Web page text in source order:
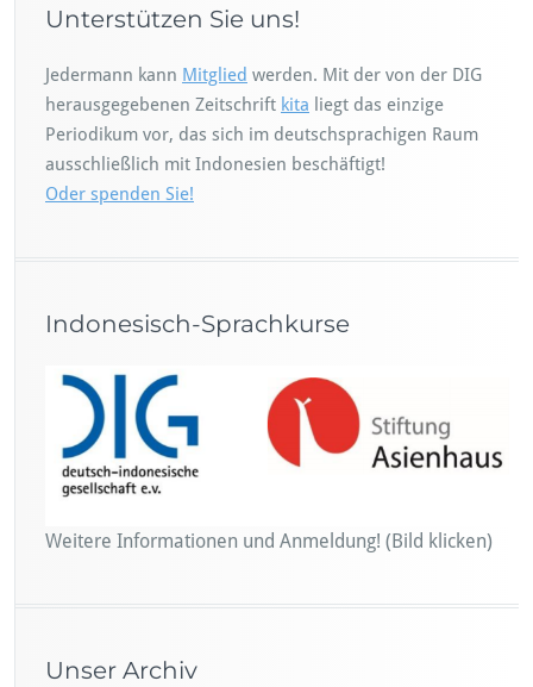
Unterstützen Sie uns!
Jedermann kann Mitglied werden. Mit der von der DIG
herausgegebenen Zeitschrift kita liegt das einzige
Periodikum vor, das sich im deutschsprachigen Raum
ausschließlich mit Indonesien beschäftigt!
Oder spenden Sie!
Indonesisch-Sprachkurse
Weitere Informationen und Anmeldung! (Bild klicken)
Unser Archiv